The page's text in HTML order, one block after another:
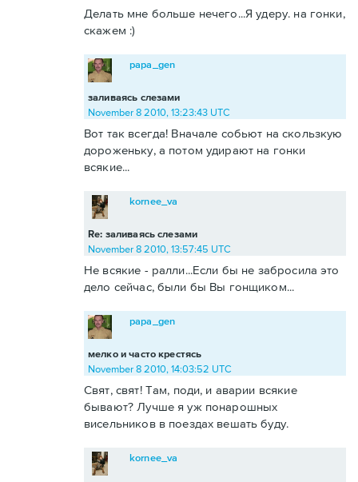
Делать мне больше нечего...Я удеру. на гонки,
скажем :)
заливаясь слезами
papa_gen
November 8 2010, 13:23:43 UTC
Вот так всегда! Вначале собьют на скользкую
дороженьку, а потом удирают на гонки
всякие...
Re: заливаясь слезами
kornee_va
November 8 2010, 13:57:45 UTC
Не всякие - ралли...Если бы не забросила это
дело сейчас, были бы Вы гонщиком...
мелко и часто крестясь
papa_gen
November 8 2010, 14:03:52 UTC
Свят, свят! Там, поди, и аварии всякие
бывают? Лучше я уж понарошных
висельников в поездах вешать буду.
kornee_va